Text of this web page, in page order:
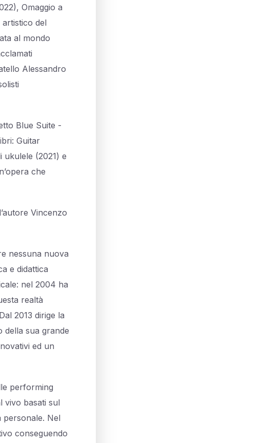
Omaggio a
del
al mondo
Alessandro
Blue Suite -
Guitar
(2021) e
che
Vincenzo
nessuna nuova
e didattica
nel 2004 ha
realtà
2013 dirige la
della sua grande
ed un
performing
vivo basati sul
personale. Nel
conseguendo